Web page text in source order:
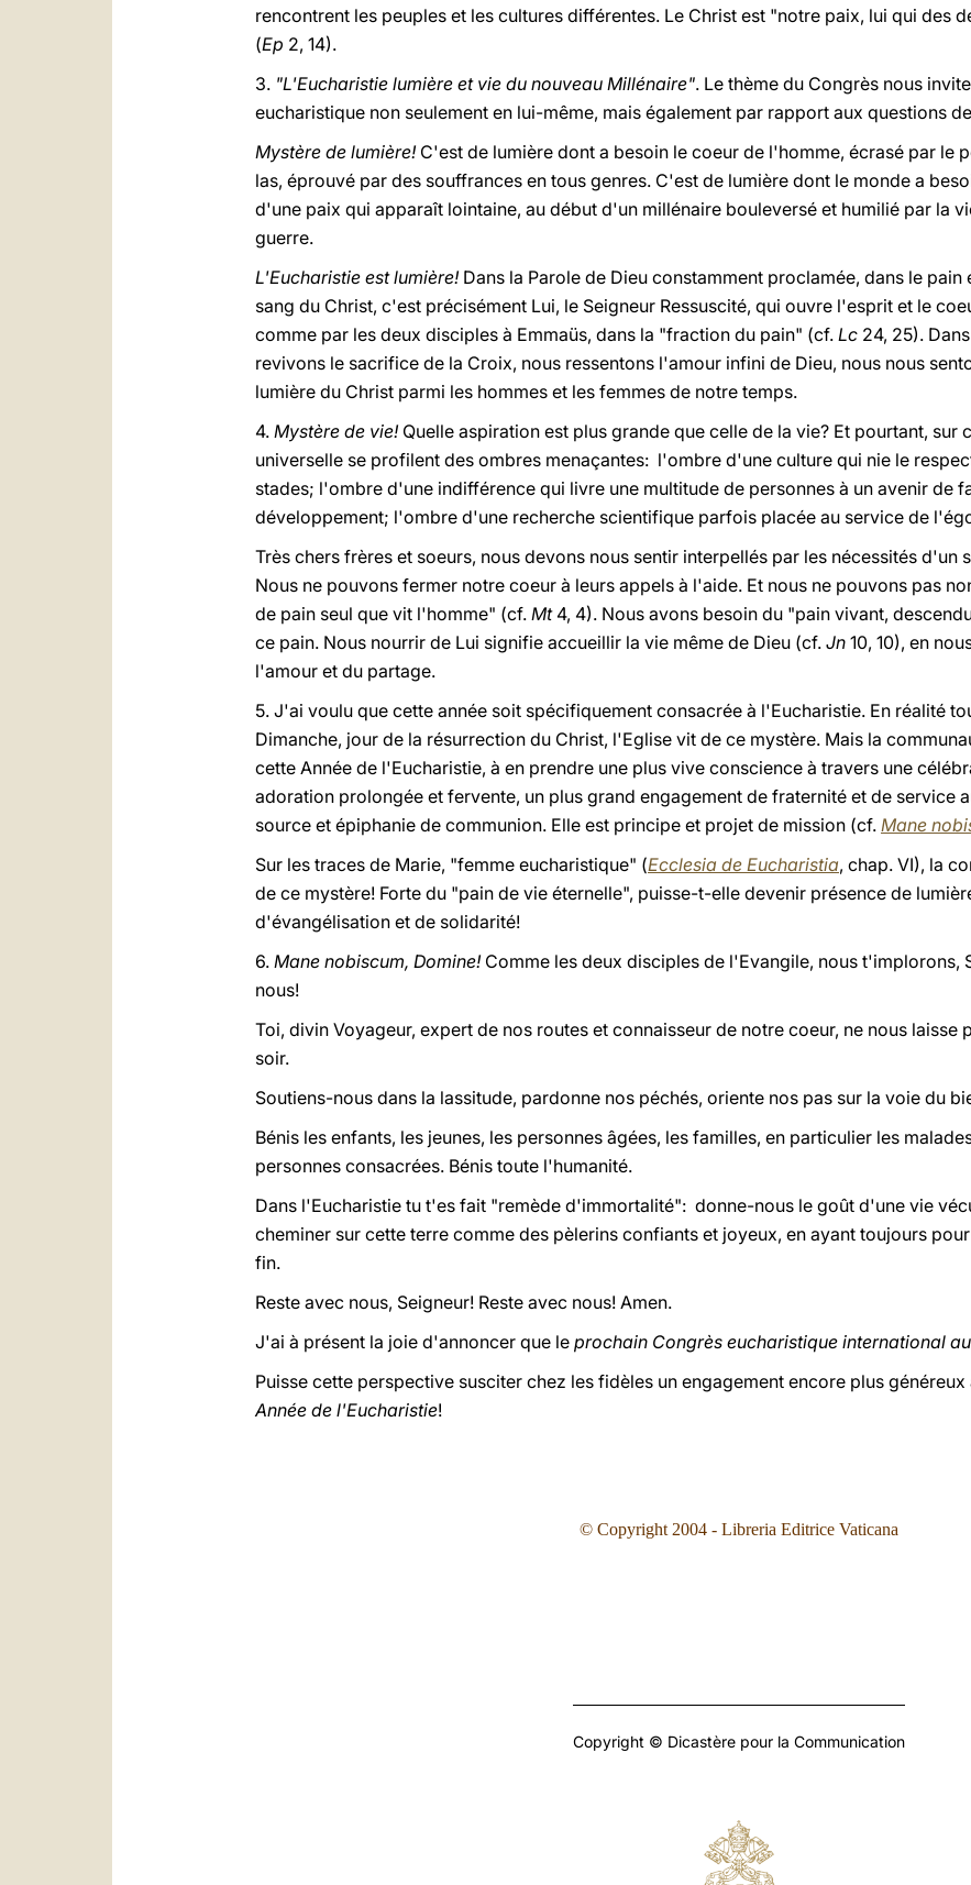
rencontrent les peuples et les cultures différentes. Le Christ est "notre paix, lui qui des
(Ep 2, 14).
3. "L'Eucharistie lumière et vie du nouveau Millénaire". Le thème du Congrès nous
eucharistique non seulement en lui-même, mais également par rapport aux questions
Mystère de lumière!C'est de lumière dont a besoin le coeur de l'homme, écrasé par le
las, éprouvé par des souffrances en tous genres. C'est de lumière dont le monde a
d'une paix qui apparaît lointaine, au début d'un millénaire bouleversé et humilié par la
guerre.
L'Eucharistie est lumière!Dans la Parole de Dieu constamment proclamée, dans le pain
sang du Christ, c'est précisément Lui, le Seigneur Ressuscité, qui ouvre l'esprit et le
comme par les deux disciples à Emmaüs, dans la "fraction du pain" (cf. Lc 24, 25).
revivons le sacrifice de la Croix, nous ressentons l'amour infini de Dieu, nous nous
lumière du Christ parmi les hommes et les femmes de notre temps.
4. Mystère de vie! Quelle aspiration est plus grande que celle de la vie? Et pourtant, sur
universelle se profilent des ombres menaçantes: l'ombre d'une culture qui nie le
stades; l'ombre d'une indifférence qui livre une multitude de personnes à un avenir de
développement; l'ombre d'une recherche scientifique parfois placée au service de
Très chers frères et soeurs, nous devons nous sentir interpellés par les nécessités d'un
Nous ne pouvons fermer notre coeur à leurs appels à l'aide. Et nous ne pouvons pas
de pain seul que vit l'homme" (cf. Mt4, 4). Nous avons besoin du "pain vivant,
ce pain. Nous nourrir de Lui signifie accueillir la vie même de Dieu (cf. Jn 10, 10), en
l'amour et du partage.
5. J'ai voulu que cette année soit spécifiquement consacrée à l'Eucharistie. En réalité
Dimanche, jour de la résurrection du Christ, l'Eglise vit de ce mystère. Mais la
cette Année de l'Eucharistie, à en prendre une plus vive conscience à travers une
adoration prolongée et fervente, un plus grand engagement de fraternité et de service
source et épiphanie de communion. Elle est principe et projet de mission (cf. Mane
Sur les traces de Marie, "femme eucharistique" (Ecclesia de Eucharistia, chap. VI), la
de ce mystère! Forte du "pain de vie éternelle", puisse-t-elle devenir présence de
d'évangélisation et de solidarité!
6. Mane nobiscum, Domine!Comme les deux disciples de l'Evangile, nous t'implorons,
nous!
Toi, divin Voyageur, expert de nos routes et connaisseur de notre coeur, ne nous laisse
soir.
Soutiens-nous dans la lassitude, pardonne nos péchés, oriente nos pas sur la voie du
Bénis les enfants, les jeunes, les personnes âgées, les familles, en particulier les
personnes consacrées. Bénis toute l'humanité.
Dans l'Eucharistie tu t'es fait "remède d'immortalité": donne-nous le goût d'une vie
cheminer sur cette terre comme des pèlerins confiants et joyeux, en ayant toujours
fin.
Reste avec nous, Seigneur! Reste avec nous! Amen.
J'ai à présent la joie d'annoncer que le prochain Congrès eucharistique international
Puisse cette perspective susciter chez les fidèles un engagement encore plus
Année de l'Eucharistie!
© Copyright 2004 - Libreria Editrice Vaticana
Copyright © Dicastère pour la Communication